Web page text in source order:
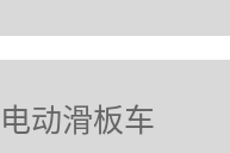
电动滑板车